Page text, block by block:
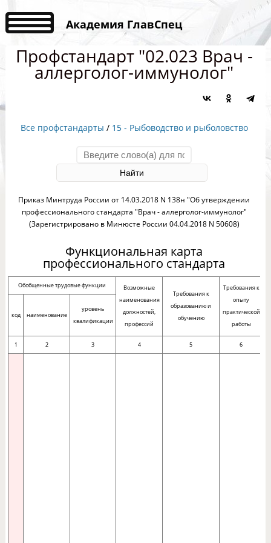
Академия ГлавСпец
Профстандарт "02.023 Врач -
аллерголог-иммунолог"
Все профстандарты / 15 - Рыбоводство и рыболовство
Приказ Минтруда России от 14.03.2018 N 138н "Об утверждении
профессионального стандарта "Врач - аллерголог-иммунолог"
(Зарегистрировано в Минюсте России 04.04.2018 N 50608)
Функциональная карта
профессионального стандарта
Обобщенные трудовые функции
Возможные
наименования
должностей,
профессий
Требования к
образованию и
обучению
Требования к
опыту
практической
работы
код наименование
уровень
квалификации
1 2 3 4 5 6